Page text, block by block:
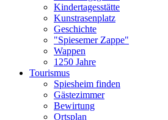
Kindertagesstätte
Kunstrasenplatz
Geschichte
"Spiesemer Zappe"
Wappen
1250 Jahre
Tourismus
Spiesheim finden
Gästezimmer
Bewirtung
Ortsplan